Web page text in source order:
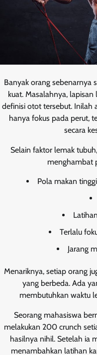
Banyak orang sebenarnya
kuat. Masalahnya,
definisi otot tersebut. Inilah
hanya fokus pada perut,
secara
Selain faktor lemak
menghambat
Pola makan
Terlalu
Jarang
Menariknya, setiap orang
yang berbeda. Ada
membutuhkan waktu
Seorang mahasiswa
melakukan 200 crunch
hasilnya nihil. Setelah ia
menambahkan latihan